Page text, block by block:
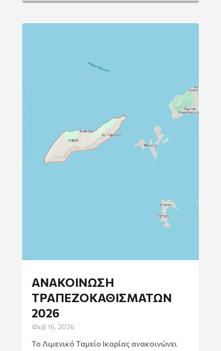
ΑΝΑΚΟΙΝΩΣΗ
ΤΡΑΠΕΖΟΚΑΘΙΣΜΑΤΩΝ
2026
Φεβ 16, 2026
Το Λιμενικό Ταμείο Ικαρίας ανακοινώνει